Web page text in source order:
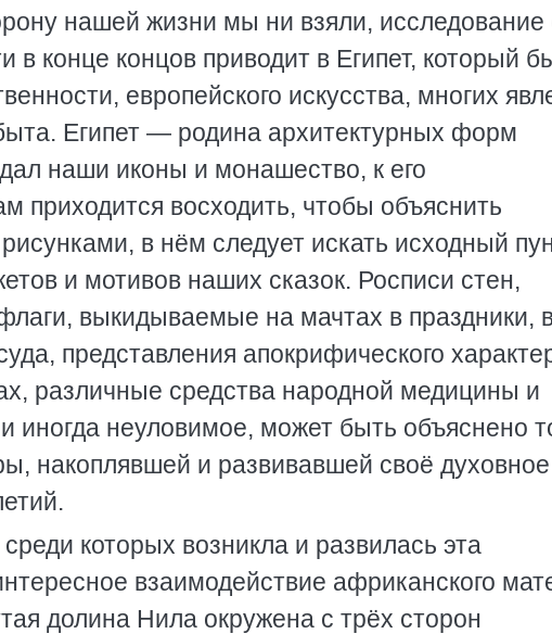
нашей жизни мы ни взяли, исследование
в конце концов приводит в Египет, который
европейского искусства, многих
Египет — родина архитектурных форм
наши иконы и монашество, к его
приходится восходить, чтобы объяснить
в нём следует искать исходный
и мотивов наших сказок. Росписи стен,
выкидываемые на мачтах в праздники,
представления апокрифического
различные средства народной медицины и
иногда неуловимое, может быть объяснено
накоплявшей и развивавшей своё духовное
которых возникла и развилась эта
взаимодействие африканского
долина Нила окружена с трёх сторон